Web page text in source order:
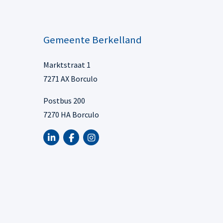
Gemeente Berkelland
Marktstraat 1
7271 AX Borculo
Postbus 200
7270 HA Borculo
LinkedIn van Gemeente Berkelland, opent in
Facebook van Gemeente Berkelland,
Instagram van Gemeente